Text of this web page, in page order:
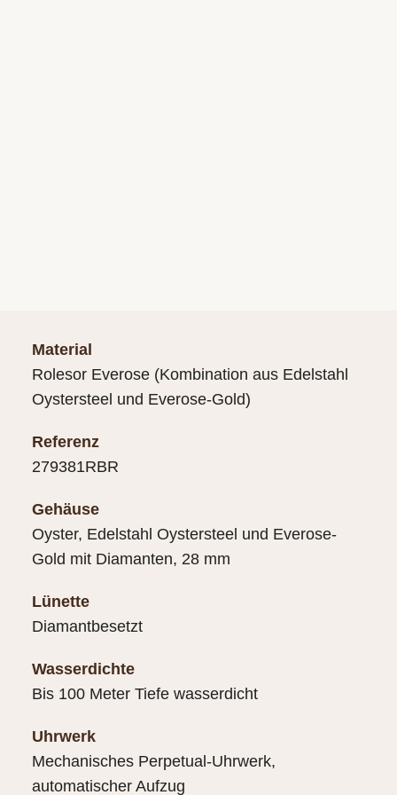
Material
Rolesor Everose (Kombination aus Edelstahl
Oystersteel und Everose-Gold)
Referenz
279381RBR
Gehäuse
Oyster, Edelstahl Oystersteel und Everose-
Gold mit Diamanten, 28 mm
Lünette
Diamantbesetzt
Wasserdichte
Bis 100 Meter Tiefe wasserdicht
Uhrwerk
Mechanisches Perpetual-Uhrwerk,
automatischer Aufzug